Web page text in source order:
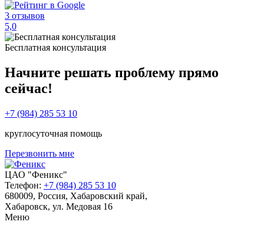
3 отзывов
5,0
Бесплатная консультация
Начните решать проблему прямо
сейчас!
+7 (984) 285 53 10
круглосуточная помощь
Перезвонить мне
ЦАО "Феникс"
Телефон: +7 (984) 285 53 10
680009, Россия, Хабаровский край,
Хабаровск, ул. Медовая 16
Меню